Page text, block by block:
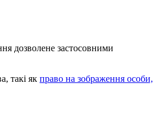
дозволене застосовними
такі як право на зображення особи,